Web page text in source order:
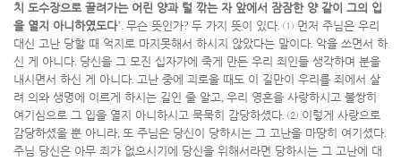
치 도수장으로 끌려가는 어린 양과 털 깎는 자 앞에서 잠잠한 양 같이 그의 입
을 열지 아니하였도다’. 무슨 뜻인가? 두 가지 뜻이 있다. ① 먼저 주님은 우리
대신 고난 당할 때 억지로 마지못해서 하시지 않았다는 말이다. 악을 쓰면서 하
신 게 아니다. 당신을 그 모진 십자가에 죽게 만든 우리 죄인들 생각하며 분을
내시면서 하신 게 아니다. 고난 중에 괴로울 때도 이 길만이 우리를 죄에서 살
려 의와 생명에 이르게 하시는 길인 줄 알고, 우리 영혼을 사랑하시고 불쌍히
여기심으로 그 입을 열지 아니하시고 묵묵히 감당하셨다. ② 이렇게 사랑으로
감당하셨을 뿐 아니라, 또 주님은 당신이 당하시는 그 고난을 마땅히 여기셨다.
주님 당신은 아무 죄가 없으시기에 당신을 위해서라면 당하시는 그 고난에 대